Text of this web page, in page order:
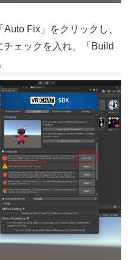
Fix」をクリックし、
ェックを入れ、「Build